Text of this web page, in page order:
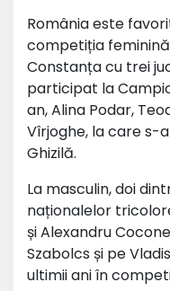
România este
competiția
Constanța cu trei
participat la
an, Alina Podar,
Vîrjoghe, la care s-
Ghizilă.
La masculin, doi
naționalelor
și Alexandru
Szabolcs și pe
ultimii ani în